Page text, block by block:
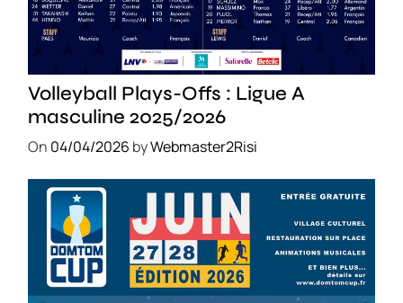
Volleyball Plays-Offs : Ligue A
masculine 2025/2026
On 04/04/2026 byWebmaster2Risi